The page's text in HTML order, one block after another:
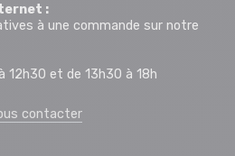
:
à une commande sur notre
12h30 et de 13h30 à 18h
contacter